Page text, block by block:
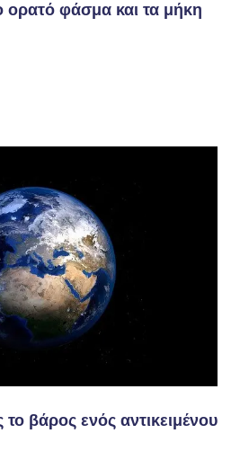
φάσμα και τα μήκη
βάρος ενός αντικειμένου